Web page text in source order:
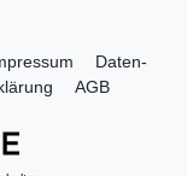
Daten­
AGB